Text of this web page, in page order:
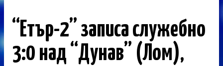
“Етър-2” записа служебно
3:0 над “Дунав” (Лом),